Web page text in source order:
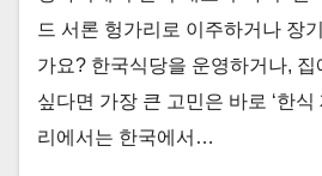
드 서론 헝가리로 이주하거나 장
가요? 한국식당을 운영하거나, 집
싶다면 가장 큰 고민은 바로 ‘한식
리에서는 한국에서…